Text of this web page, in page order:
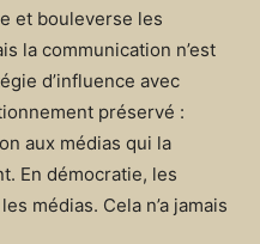
et bouleverse les
la communication n’est
d’influence avec
préservé :
aux médias qui la
En démocratie, les
médias. Cela n’a jamais